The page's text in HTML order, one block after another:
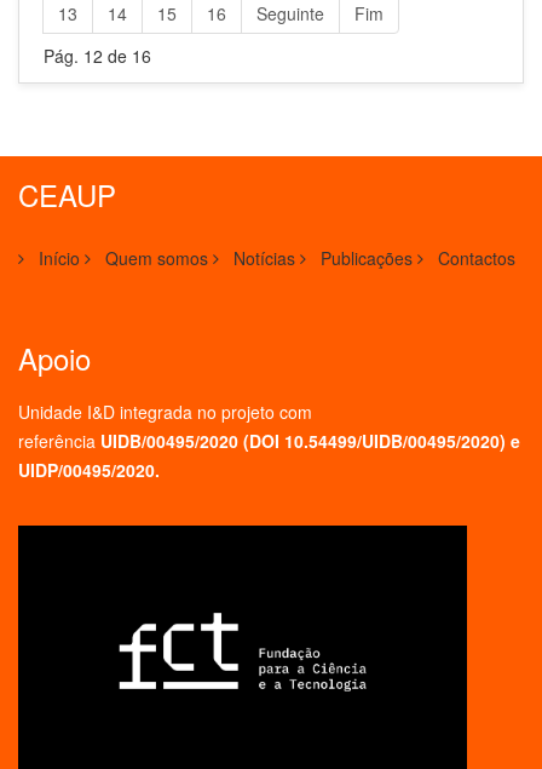
13
14 15 16 Seguinte
Fim
Pág. 12 de 16
CEAUP
Início Quem somos Notícias Publicações Contactos
Apoio
Unidade I&D integrada no projeto com
referência UIDB/00495/2020 (DOI 10.54499/UIDB/00495/2020) e
UIDP/00495/2020.